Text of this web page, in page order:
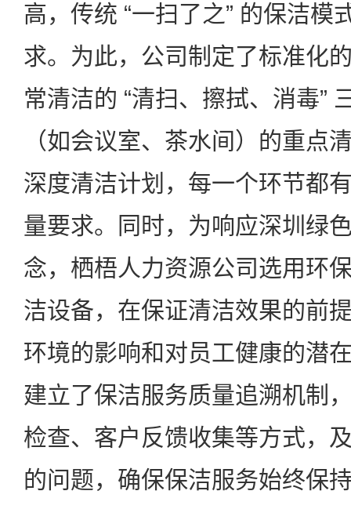
高，传统 “一扫了之” 的保洁模
求。为此，公司制定了标准化
常清洁的 “清扫、擦拭、消毒”
（如会议室、茶水间）的重点
深度清洁计划，每一个环节都
量要求。同时，为响应深圳绿
念，栖梧人力资源公司选用环
洁设备，在保证清洁效果的前
环境的影响和对员工健康的潜
建立了保洁服务质量追溯机制
检查、客户反馈收集等方式，
的问题，确保保洁服务始终保